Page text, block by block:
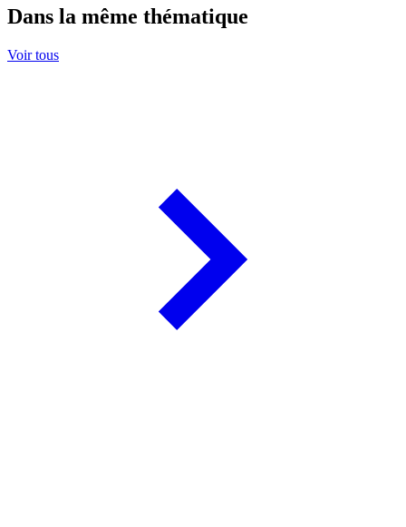
Dans la même thématique
Voir tous